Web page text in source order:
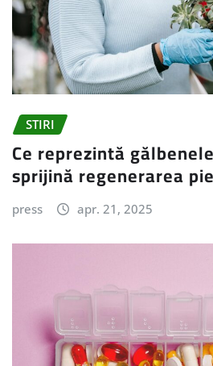
STIRI
Ce reprezintă
sprijină regenerarea
press apr. 21, 2025